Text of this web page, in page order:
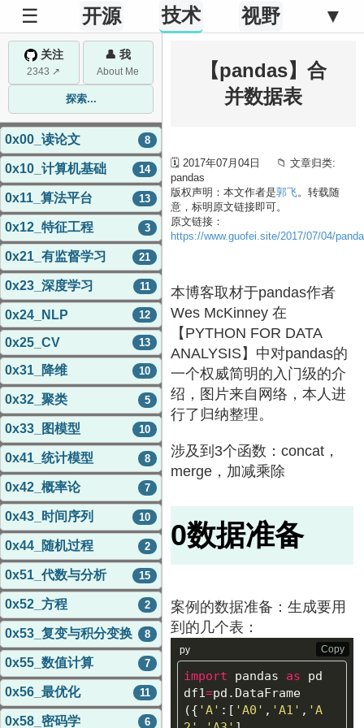
☰ 开源 技术 视野 ▼
关注
2343 ↗
👤 我
About Me
探索...
0x00_读论文 8
0x10_计算机基础 14
0x11_算法平台 13
0x12_特征工程 3
0x21_有监督学习 21
0x23_深度学习 11
0x24_NLP 12
0x25_CV 13
0x31_降维 10
0x32_聚类 5
0x33_图模型 10
0x41_统计模型 8
0x42_概率论 7
0x43_时间序列 10
0x44_随机过程 2
0x51_代数与分析 15
0x52_方程 2
0x53_复变与积分变换 8
0x55_数值计算 7
0x56_最优化 11
0x58_密码学 6
【pandas】合
并数据表
🗓 2017年07月04日 📁 文章归类:
pandas
版权声明：本文作者是郭飞。转载随
意，标明原文链接即可。
原文链接：
https://www.guofei.site/2017/07/04/
本博客取材于pandas作者
Wes McKinney 在
【PYTHON FOR DATA
ANALYSIS】中对pandas的
一个权威简明的入门级的介
绍，图片来自网络，本人进
行了归纳整理。
涉及到3个函数：concat，
merge，加减乘除
0数据准备
案例的数据准备：生成要用
到的几个表：
import pandas as
pd
df1=pd . DataFrame
({ 'A' :[ 'A0' , 'A1' , 'A
py Copy